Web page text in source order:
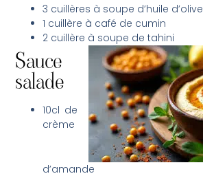
3 cuillères à soupe d’huile d’olive
1 cuillère à café de cumin
2 cuillère à soupe de tahini
Sauce
salade
10cl de
crème
d’amande